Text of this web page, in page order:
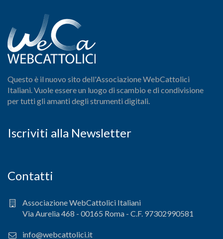
Questo è il nuovo sito dell'Associazione WebCattolici
Italiani. Vuole essere un luogo di scambio e di condivisione
per tutti gli amanti degli strumenti digitali.
Iscriviti alla Newsletter
Contatti
Associazione WebCattolici Italiani
Via Aurelia 468 - 00165 Roma - C.F. 97302990581
info@webcattolici.it